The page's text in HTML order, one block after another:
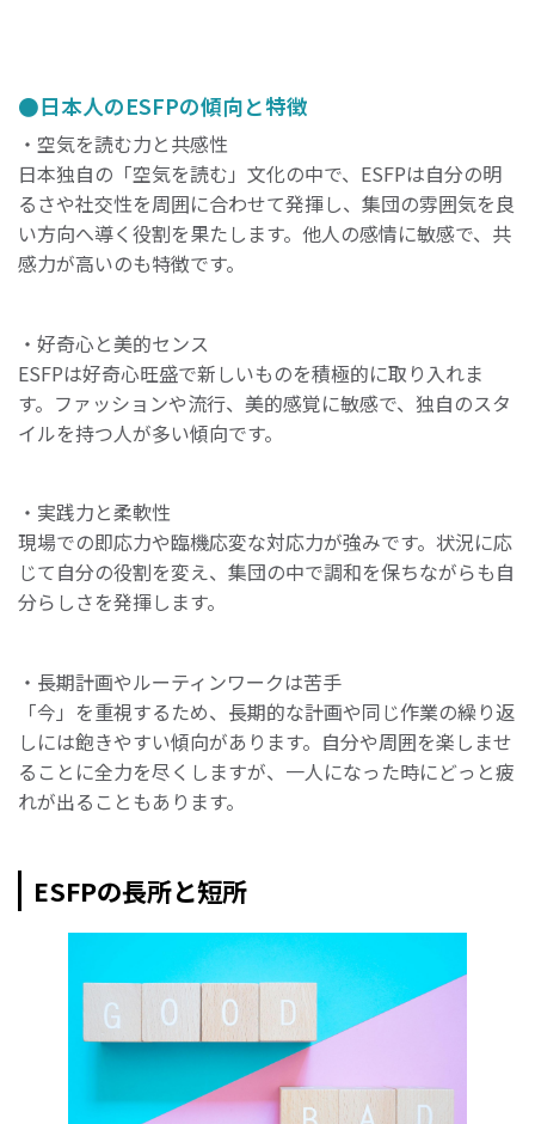
日本人のESFPの傾向と特徴
・空気を読む力と共感性
日本独自の「空気を読む」文化の中で、ESFPは自分の明
るさや社交性を周囲に合わせて発揮し、集団の雰囲気を良
い方向へ導く役割を果たします。他人の感情に敏感で、共
感力が高いのも特徴です。
・好奇心と美的センス
ESFPは好奇心旺盛で新しいものを積極的に取り入れま
す。ファッションや流行、美的感覚に敏感で、独自のスタ
イルを持つ人が多い傾向です。
・実践力と柔軟性
現場での即応力や臨機応変な対応力が強みです。状況に応
じて自分の役割を変え、集団の中で調和を保ちながらも自
分らしさを発揮します。
・長期計画やルーティンワークは苦手
「今」を重視するため、長期的な計画や同じ作業の繰り返
しには飽きやすい傾向があります。自分や周囲を楽しませ
ることに全力を尽くしますが、一人になった時にどっと疲
れが出ることもあります。
ESFPの長所と短所